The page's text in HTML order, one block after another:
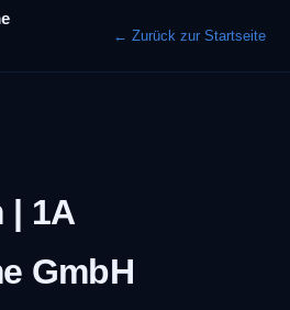
← Zurück zur Startseite
| 1A
GmbH